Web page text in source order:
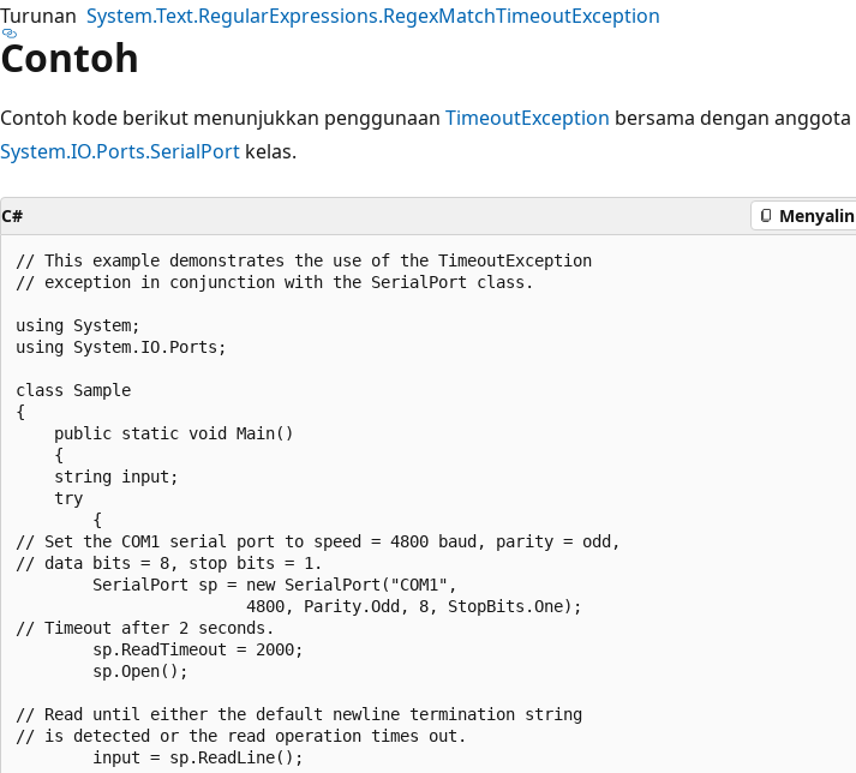
Turunan System.Text.RegularExpressions.RegexMatchTimeoutException
Contoh
Contoh kode berikut menunjukkan penggunaan TimeoutException bersama dengan anggota
System.IO.Ports.SerialPort kelas.
C# Menyalin
// This example demonstrates the use of the TimeoutException
// exception in conjunction with the SerialPort class.
using System;
using System.IO.Ports;
class Sample
{
    public static void Main()
    {
    string input;
    try
        {
// Set the COM1 serial port to speed = 4800 baud, parity = odd,
// data bits = 8, stop bits = 1.
        SerialPort sp = new SerialPort("COM1",
                        4800, Parity.Odd, 8, StopBits.One);
// Timeout after 2 seconds.
        sp.ReadTimeout = 2000;
        sp.Open();
// Read until either the default newline termination string
// is detected or the read operation times out.
        input = sp.ReadLine();